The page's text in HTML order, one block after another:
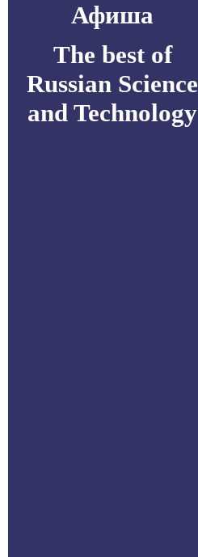
Афиша
The best of
Russian Science
and Technology